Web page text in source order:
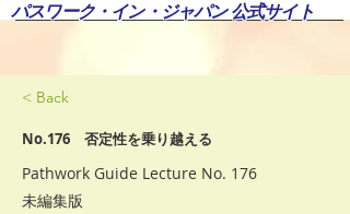
パスワーク・イン・ジャパン 公式サイト
< Back
No.176 否定性を乗り越える
Pathwork Guide Lecture No. 176
未編集版